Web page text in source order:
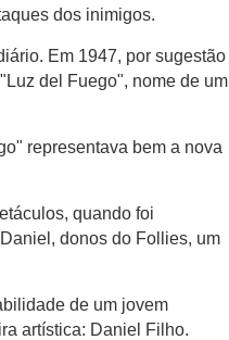
dos inimigos.
Em 1947, por sugestão
del Fuego", nome de um
representava bem a nova
quando foi
donos do Follies, um
de um jovem
artística: Daniel Filho.